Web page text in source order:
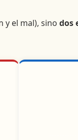
y el mal), sino dos